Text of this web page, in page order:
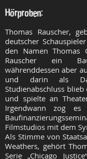
Hörproben:
Thomas Rauscher,
deutscher
den Namen Thomas
Rauscher ein
währenddessen aber
und darin als
Studienabschluss
und spielte an
Irgendwann zog
Filmstudios mit dem
Als Stimme von
Weathers, gehört
Serie „Chicago